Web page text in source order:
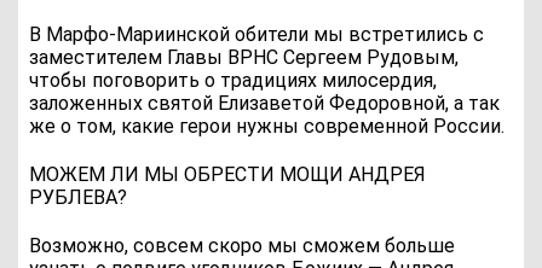
В Марфо-Мариинской обители мы встретились с
заместителем Главы ВРНС Сергеем Рудовым,
чтобы поговорить о традициях милосердия,
заложенных святой Елизаветой Федоровной, а так
же о том, какие герои нужны современной России.
МОЖЕМ ЛИ МЫ ОБРЕСТИ МОЩИ АНДРЕЯ
РУБЛЕВА?
Возможно, совсем скоро мы сможем больше